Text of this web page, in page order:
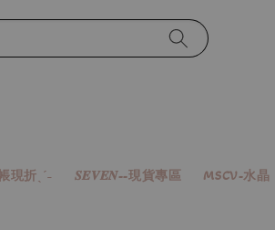
現折ˎˊ˗ 𝑺𝑬𝑽𝑬𝑵--現貨專區 MSCV-水晶